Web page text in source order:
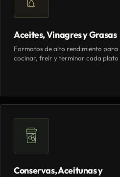
Aceites, Vinagres y Grasas
Formatos de alto rendimiento para
cocinar, freír y terminar cada plato
Conservas, Aceitunas y